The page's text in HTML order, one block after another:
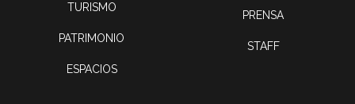
TURISMO
PATRIMONIO
ESPACIOS
PRENSA
STAFF